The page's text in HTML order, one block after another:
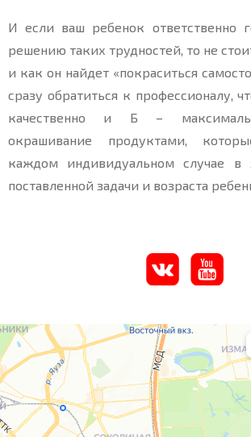
И если ваш ребенок ответственно
решению таких трудностей, то не
и как он найдет «покраситься
сразу обратиться к профессионалу,
качественно и Б –
окрашивание продуктами,
каждом индивидуальном случае в
поставленной задачи и возраста